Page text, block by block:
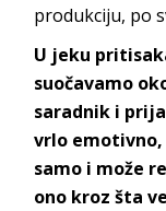
produkciju, po
U jeku
suočavamo
saradnik i
vrlo emotivno,
samo i može
ono kroz šta